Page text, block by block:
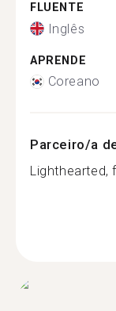
FLUENTE
Inglês
APRENDE
Coreano
Parceiro/a
Lighthearted,